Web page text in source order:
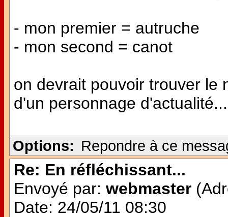
- mon premier = autruche
- mon second = canot
on devrait pouvoir trouver le
d'un personnage d'actualité...
Options: Repondre à ce
Re: En réfléchissant...
Envoyé par: webmaster
Date: 24/05/11 08:30